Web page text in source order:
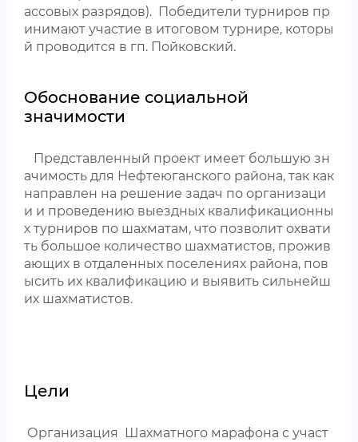
ассовых разрядов). Победители турниров пр
инимают участие в итоговом турнире, которы
й проводится в гп. Пойковский.
Обоснование социальной
значимости
Представленный проект имеет большую зн
ачимость для Нефтеюганского района, так как
направлен на решение задач по организаци
и и проведению выездных квалификационны
х турниров по шахматам, что позволит охвати
ть большое количество шахматистов, прожив
ающих в отдаленных поселениях района, пов
ысить их квалификацию и выявить сильнейш
их шахматистов.
Цели
Организация Шахматного марафона с участ